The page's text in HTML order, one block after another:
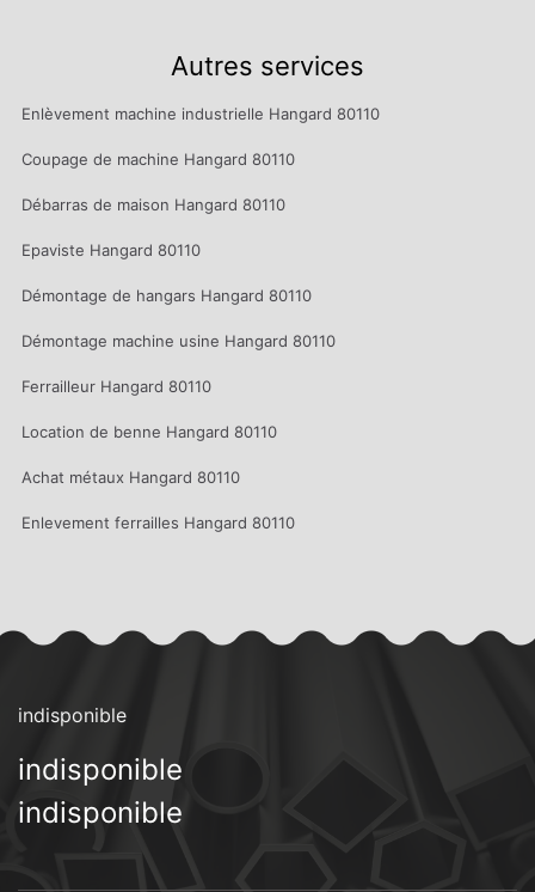
Autres services
Enlèvement machine industrielle Hangard 80110
Coupage de machine Hangard 80110
Débarras de maison Hangard 80110
Epaviste Hangard 80110
Démontage de hangars Hangard 80110
Démontage machine usine Hangard 80110
Ferrailleur Hangard 80110
Location de benne Hangard 80110
Achat métaux Hangard 80110
Enlevement ferrailles Hangard 80110
indisponible
indisponible
indisponible